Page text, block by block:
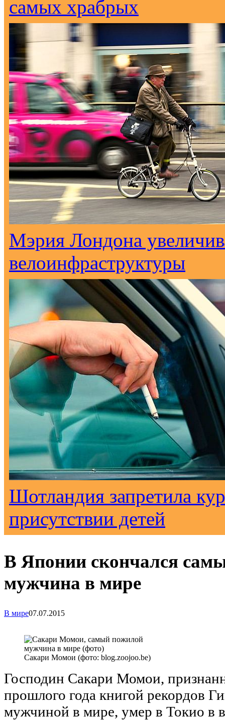
самых храбрых
Мэрия Лондона
велоинфраструктуры
Шотландия запретила
присутствии детей
В Японии скончался
мужчина в мире
В мире07.07.2015
Сакари Момои (фото: blog.zoojoo.be)
Господин Сакари Момои,
прошлого года книгой рекордов
мужчиной в мире, умер в Токио в